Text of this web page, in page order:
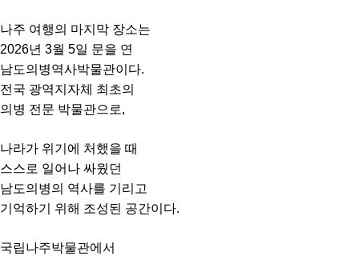
나주 여행의 마지막 장소는
2026년 3월 5일 문을 연
남도의병역사박물관이다.
전국 광역지자체 최초의
의병 전문 박물관으로,
나라가 위기에 처했을 때
스스로 일어나 싸웠던
남도의병의 역사를 기리고
기억하기 위해 조성된 공간이다.
국립나주박물관에서